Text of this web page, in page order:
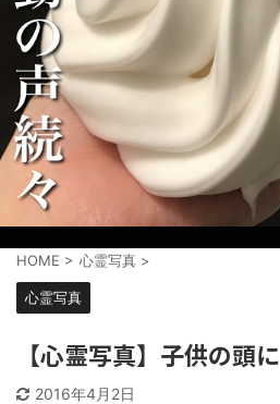
HOME > 心霊写真 >
心霊写真
【心霊写真】子供の頭に
2016年4月2日